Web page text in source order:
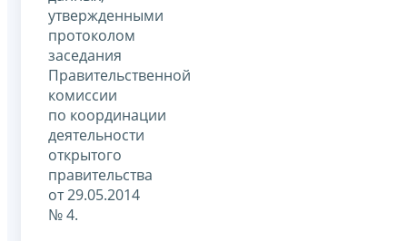
утвержденными
протоколом
заседания
Правительственной
комиссии
по координации
деятельности
открытого
правительства
от 29.05.2014
№ 4.